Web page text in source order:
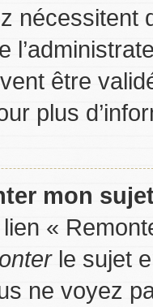
nécessitent
être
plus
mon
«
le sujet
ne voyez